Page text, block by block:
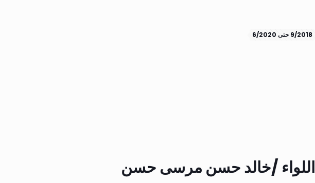
9/2018 حتى 6/2020
اللواء /خالد حسن مرسى حسن